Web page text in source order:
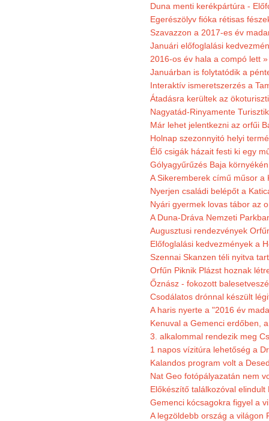
Duna menti kerékpártúra -
Egerészölyv fióka rétisas
Szavazzon a 2017-es év
Januári előfoglalási
2016-os év hala a compó lett »
Januárban is folytatódik a
Interaktív ismeretszerzés a
Átadásra kerültek az
Nagyatád-Rinyamente
Már lehet jelentkezni az orfűi
Holnap szezonnyitó helyi
Élő csigák házait festi ki egy
Gólyagyűrűzés Baja
A Sikeremberek című műsor a
Nyerjen családi belépőt a
Nyári gyermek lovas tábor az
A Duna-Dráva Nemzeti
Augusztusi rendezvények
Előfoglalási kedvezmények a
Szennai Skanzen téli nyitva
Orfűn Piknik Plázst hoznak
Őznász - fokozott
Csodálatos drónnal készült
A haris nyerte a "2016 év
Kenuval a Gemenci erdőben,
3. alkalommal rendezik meg
1 napos vízitúra lehetőség a
Kalandos program volt a
Nat Geo fotópályazatán nem
Előkészítő találkozóval
Gemenci kócsagokra figyel a
A legzöldebb ország a világon